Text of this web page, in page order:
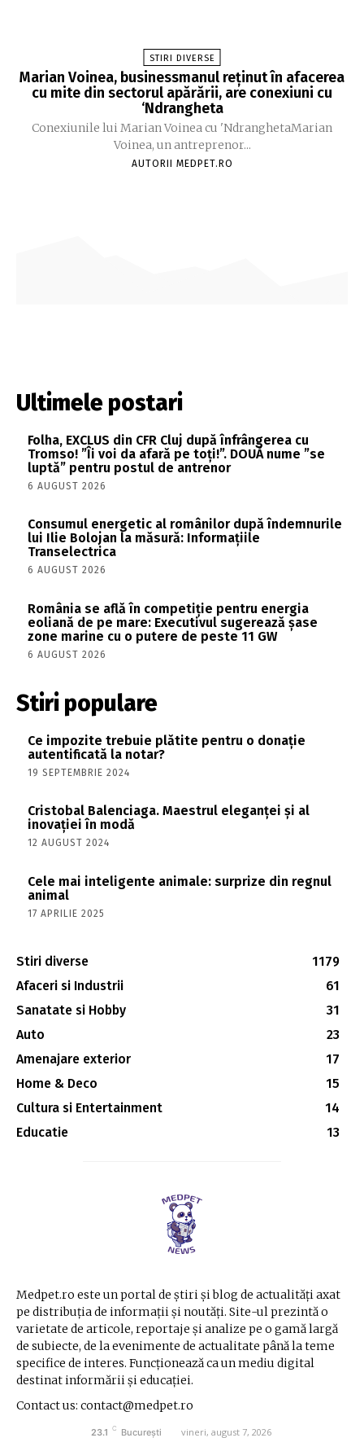
STIRI DIVERSE
Marian Voinea, businessmanul reținut în afacerea
cu mite din sectorul apărării, are conexiuni cu
‘Ndrangheta
Conexiunile lui Marian Voinea cu 'NdranghetaMarian
Voinea, un antreprenor...
AUTORII MEDPET.RO
Ultimele postari
Folha, EXCLUS din CFR Cluj după înfrângerea cu
Tromso! ”Îi voi da afară pe toți!”. DOUĂ nume ”se
luptă” pentru postul de antrenor
6 AUGUST 2026
Consumul energetic al românilor după îndemnurile
lui Ilie Bolojan la măsură: Informațiile
Transelectrica
6 AUGUST 2026
România se află în competiție pentru energia
eoliană de pe mare: Executivul sugerează șase
zone marine cu o putere de peste 11 GW
6 AUGUST 2026
Stiri populare
Ce impozite trebuie plătite pentru o donație
autentificată la notar?
19 SEPTEMBRIE 2024
Cristobal Balenciaga. Maestrul eleganței și al
inovației în modă
12 AUGUST 2024
Cele mai inteligente animale: surprize din regnul
animal
17 APRILIE 2025
Stiri diverse
1179
Afaceri si Industrii
61
Sanatate si Hobby
31
Auto
23
Amenajare exterior
17
Home & Deco
15
Cultura si Entertainment
14
Educatie
13
Medpet.ro este un portal de știri și blog de actualități axat
pe distribuția de informații și noutăți. Site-ul prezintă o
varietate de articole, reportaje și analize pe o gamă largă
de subiecte, de la evenimente de actualitate până la teme
specifice de interes. Funcționează ca un mediu digital
destinat informării și educației.
Contact us: contact@medpet.ro
23.1 C București vineri, august 7, 2026